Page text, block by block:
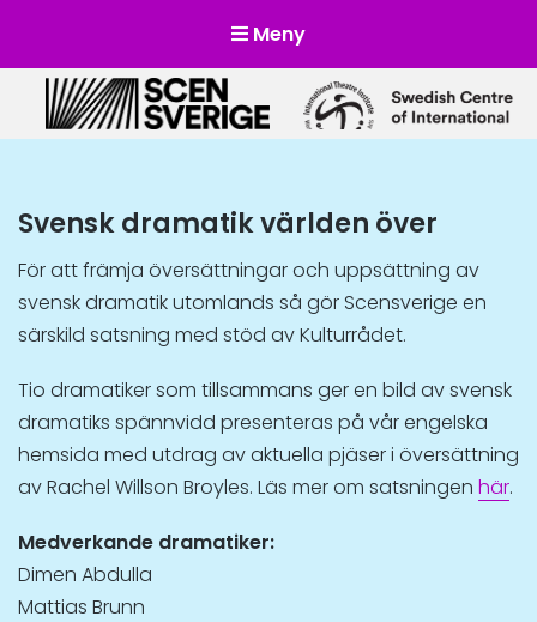
Meny
Scensverige
Mötesplats för svensk och internationell scenkonst
Svensk dramatik världen över
För att främja översättningar och uppsättning av
svensk dramatik utomlands så gör Scensverige en
särskild satsning med stöd av Kulturrådet.
Tio dramatiker som tillsammans ger en bild av svensk
dramatiks spännvidd presenteras på vår engelska
hemsida med utdrag av aktuella pjäser i översättning
av Rachel Willson Broyles. Läs mer om satsningen här.
Medverkande dramatiker:
Dimen Abdulla
Mattias Brunn